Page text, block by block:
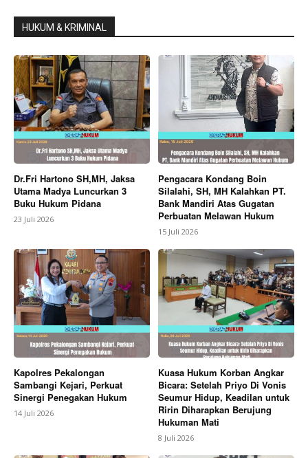
HUKUM & KRIMINAL
Dr.Fri Hartono SH,MH, Jaksa
Utama Madya Luncurkan 3
Buku Hukum Pidana
23 Juli 2026
Pengacara Kondang Boin
Silalahi, SH, MH Kalahkan PT.
Bank Mandiri Atas Gugatan
Perbuatan Melawan Hukum
15 Juli 2026
Kapolres Pekalongan
Sambangi Kejari, Perkuat
Sinergi Penegakan Hukum
14 Juli 2026
Kuasa Hukum Korban Angkar
Bicara: Setelah Priyo Di Vonis
Seumur Hidup, Keadilan untuk
Ririn Diharapkan Berujung
Hukuman Mati
8 Juli 2026